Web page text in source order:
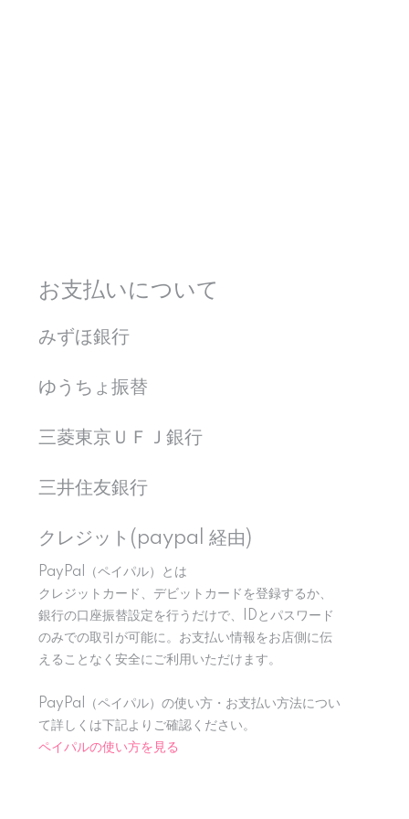
お支払いについて
みずほ銀行
ゆうちょ振替
三菱東京ＵＦＪ銀行
三井住友銀行
クレジット(paypal 経由)
PayPal（ペイパル）とは
クレジットカード、デビットカードを登録するか、
銀行の口座振替設定を行うだけで、IDとパスワード
のみでの取引が可能に。お支払い情報をお店側に伝
えることなく安全にご利用いただけます。
PayPal（ペイパル）の使い方・お支払い方法につい
て詳しくは下記よりご確認ください。
ペイパルの使い方を見る